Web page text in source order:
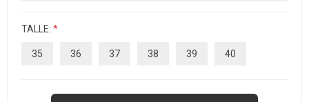
TALLE: *
35 36 37 38 39 40